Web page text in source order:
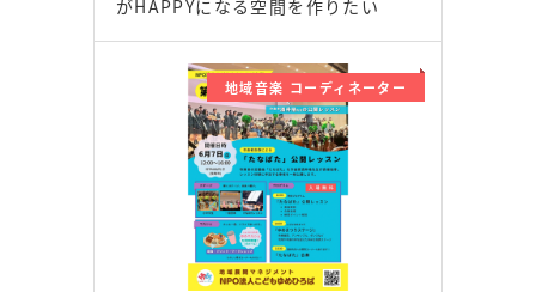
がHAPPYになる空間を作りたい
地域音楽 コーディネーター